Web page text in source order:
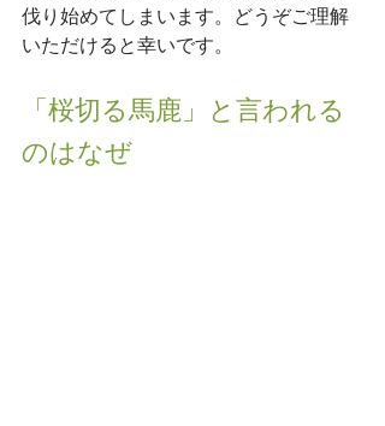
伐り始めてしまいます。どうぞご理解
いただけると幸いです。
「桜切る馬鹿」と言われる
のはなぜ